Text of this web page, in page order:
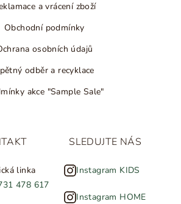
a vrácení zboží
Obchodní podmínky
osobních údajů
odběr a recyklace
akce "Sample Sale"
linka
478 617
SLEDUJTE NÁS
Instagram KIDS
Instagram HOME